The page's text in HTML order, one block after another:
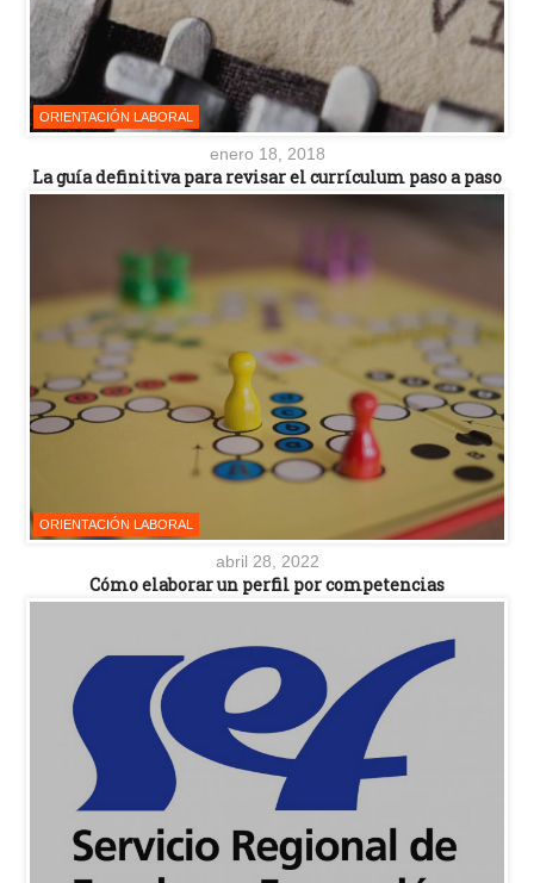
ORIENTACIÓN LABORAL
enero 18, 2018
La guía definitiva para revisar el currículum paso a paso
ORIENTACIÓN LABORAL
abril 28, 2022
Cómo elaborar un perfil por competencias